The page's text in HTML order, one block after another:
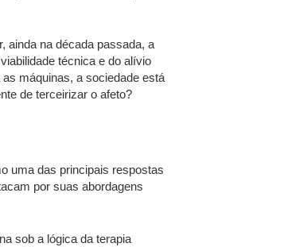
ainda na década passada, a
técnica e do alívio
máquinas, a sociedade está
de terceirizar o afeto?
uma das principais respostas
por suas abordagens
sob a lógica da terapia